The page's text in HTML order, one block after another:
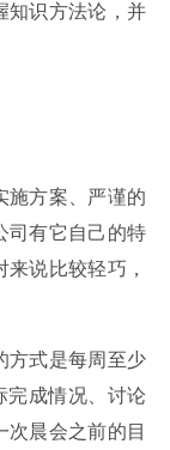
知识方法论，并
施方案、严谨的
司有它自己的特
说比较轻巧，
方式是每周至少
完成情况、讨论
晨会之前的目